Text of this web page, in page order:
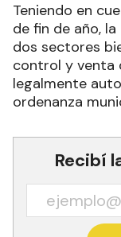
Teniendo en
de fin de año,
dos sectores
control y venta
legalmente
ordenanza
Recibí